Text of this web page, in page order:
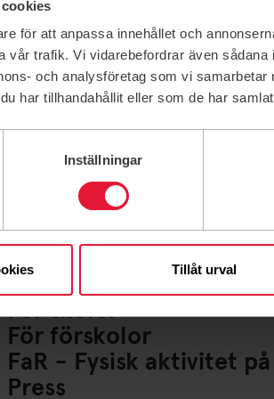
för att anpassa innehållet och
vår trafik. Vi vidarebefordrar även
och analysföretag som vi
har tillhandahållit eller som de har
Inställningar
Tillåt urval
Lediga jobb
Ideella uppdrag
För företag
Friskvårdsbidrag
För lag och
För skolor
För förskolor
FaR - Fysisk aktivitet
Press